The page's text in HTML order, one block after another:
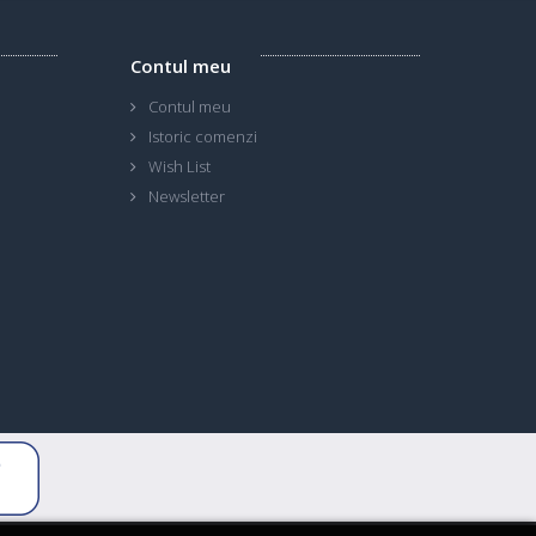
Contul meu
Contul meu
Istoric comenzi
Wish List
Newsletter